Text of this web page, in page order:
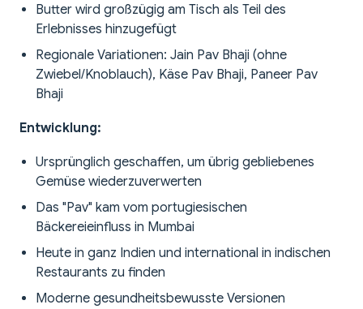
Butter wird großzügig am Tisch als Teil des
Erlebnisses hinzugefügt
Regionale Variationen: Jain Pav Bhaji (ohne
Zwiebel/Knoblauch), Käse Pav Bhaji, Paneer Pav
Bhaji
Entwicklung:
Ursprünglich geschaffen, um übrig gebliebenes
Gemüse wiederzuverwerten
Das "Pav" kam vom portugiesischen
Bäckereieinfluss in Mumbai
Heute in ganz Indien und international in indischen
Restaurants zu finden
Moderne gesundheitsbewusste Versionen